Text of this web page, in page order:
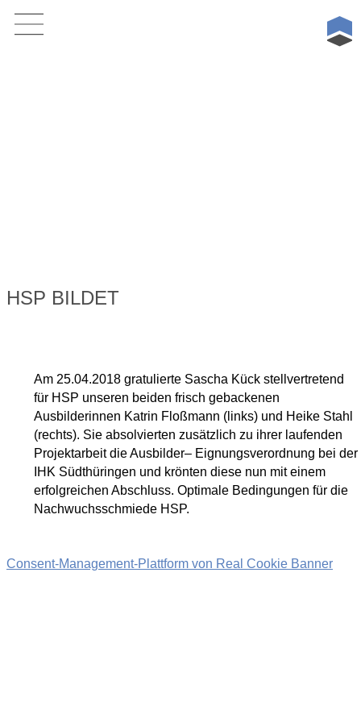
Skip
to
HSP BILDET
Am 25.04.2018 gratulierte Sascha Kück stellvertretend
für HSP unseren beiden frisch gebackenen
Ausbilderinnen Katrin Floßmann (links) und Heike Stahl
(rechts). Sie absolvierten zusätzlich zu ihrer laufenden
Projektarbeit die Ausbilder– Eignungsverordnung bei der
IHK Südthüringen und krönten diese nun mit einem
erfolgreichen Abschluss. Optimale Bedingungen für die
Nachwuchsschmiede HSP.
Consent-Management-Plattform von Real Cookie Banner